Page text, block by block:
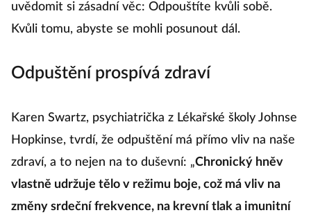
uvědomit si zásadní věc: Odpouštíte kvůli sobě.
Kvůli tomu, abyste se mohli posunout dál.
Odpuštění prospívá zdraví
Karen Swartz, psychiatrička z Lékařské školy Johnse
Hopkinse, tvrdí, že odpuštění má přímo vliv na naše
zdraví, a to nejen na to duševní: „Chronický hněv
vlastně udržuje tělo v režimu boje, což má vliv na
změny srdeční frekvence, na krevní tlak a imunitní